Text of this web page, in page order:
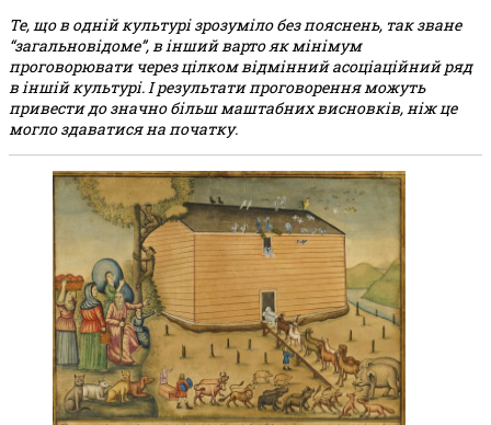
Те, що в одній культурі зрозуміло без пояснень, так зване
“загальновідоме”, в інший варто як мінімум
проговорювати через цілком відмінний асоціаційний ряд
в іншій культурі. І результати проговорення можуть
привести до значно більш маштабних висновків, ніж це
могло здаватися на початку.